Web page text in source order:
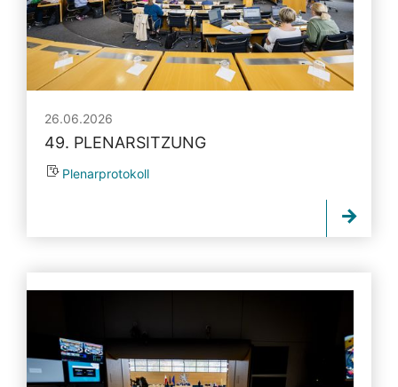
26.06.2026
49. PLENARSITZUNG
Plenarprotokoll